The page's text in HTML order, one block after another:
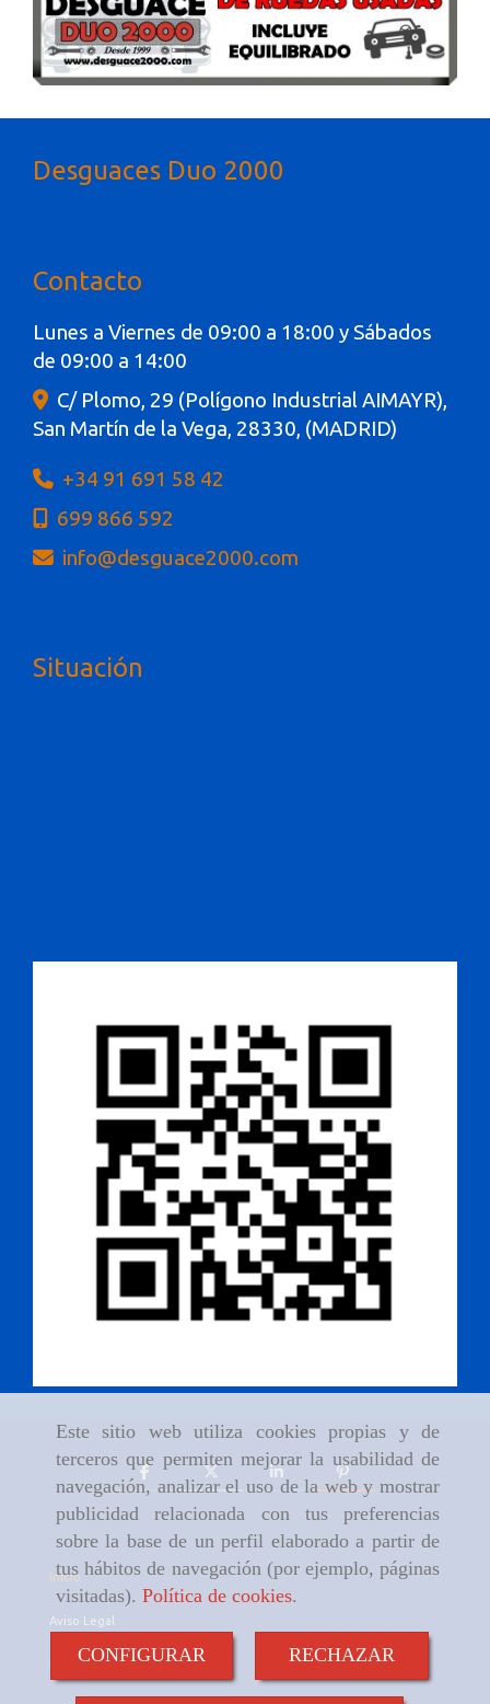
Este sitio web utiliza cookies propias y de
terceros que permiten mejorar la usabilidad de
navegación, analizar el uso de la web y mostrar
publicidad relacionada con tus preferencias
sobre la base de un perfil elaborado a partir de
tus hábitos de navegación (por ejemplo, páginas
visitadas). Política de cookies.
CONFIGURAR RECHAZAR
Desguaces Duo 2000
Contacto
Lunes a Viernes de 09:00 a 18:00 y Sábados
de 09:00 a 14:00
C/ Plomo, 29 (Polígono Industrial AIMAYR),
San Martín de la Vega, 28330, (MADRID)
+34 91 691 58 42
699 866 592
info
desguace2000.com
Situación
Inicio
Aviso Legal
Política de cookies